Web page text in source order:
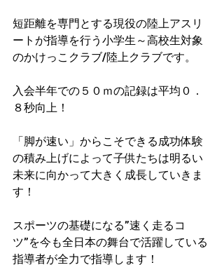
短距離を専門とする現役の陸上アスリ
ートが指導を行う小学生～高校生対象
のかけっこクラブ/陸上クラブです。
入会半年での５０ｍの記録は平均０．
８秒向上！​
「脚が速い」からこそできる成功体験
の積み上げによって子供たちは明るい
未来に向かって大きく成長していきま
す！
スポーツの基礎になる”速く走るコ
ツ”を今も全日本の舞台で活躍している
指導者が​全力で指導します！